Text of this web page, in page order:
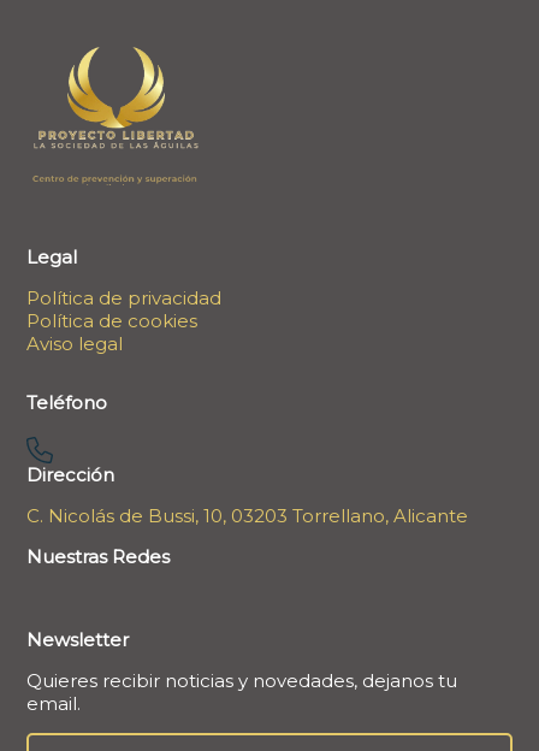
Legal
Política de privacidad
Política de cookies
Aviso legal
Teléfono
Dirección
C. Nicolás de Bussi, 10, 03203 Torrellano, Alicante
Nuestras Redes
Newsletter
Quieres recibir noticias y novedades, dejanos tu
email.